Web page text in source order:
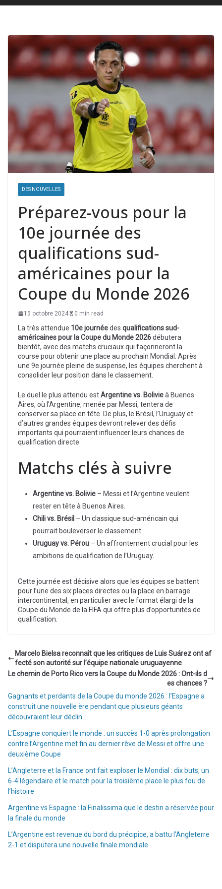
DES NOUVELLES
Préparez-vous pour la
10e journée des
qualifications sud-
américaines pour la
Coupe du Monde 2026
15 octobre 2024 0 min read
La très attendue 10e journéedes qualifications sud-
américaines pour la Coupe du Monde 2026débutera
bientôt, avec des matchs cruciaux qui façonneront la
course pour obtenir une place au prochain Mondial. Après
une 9e journée pleine de suspense, les équipes cherchent à
consolider leur position dans le classement.
Le duel le plus attendu estArgentine vs. Bolivieà Buenos
Aires, où l’Argentine, menée par Messi, tentera de
conserver sa place en tête. De plus, le Brésil, l’Uruguay et
d’autres grandes équipes devront relever des défis
importants qui pourraient influencer leurs chances de
qualification directe.
Matchs clés à suivre
Argentine vs. Bolivie – Messi et l’Argentine veulent
rester en tête à Buenos Aires.
Chili vs. Brésil – Un classique sud-américain qui
pourrait bouleverser le classement.
Uruguay vs. Pérou – Un affrontement crucial pour les
ambitions de qualification de l’Uruguay.
Cette journée est décisive alors que les équipes se battent
pour l’une des six places directes ou la place en barrage
intercontinental, en particulier avec le format élargi de la
Coupe du Monde de la FIFA qui offre plus d’opportunités de
qualification.
Marcelo Bielsa reconnaît que les critiques de Luis Suárez ont af
fecté son autorité sur l’équipe nationale uruguayenne
Le chemin de Porto Rico vers la Coupe du Monde 2026 : Ont-ils d
es chances ?
Gagnants et perdants de la Coupe du monde 2026 : l’Espagne a
construit une nouvelle ère pendant que plusieurs géants
découvraient leur déclin
L’Espagne conquiert le monde : un succès 1-0 après prolongation
contre l’Argentine met fin au dernier rêve de Messi et offre une
deuxième Coupe
L’Angleterre et la France ont fait exploser le Mondial : dix buts, un
6-4 légendaire et le match pour la troisième place le plus fou de
l’histoire
Argentine vs Espagne : la Finalissima que le destin a réservée pour
la finale du monde
L’Argentine est revenue du bord du précipice, a battu l’Angleterre
2-1 et disputera une nouvelle finale mondiale